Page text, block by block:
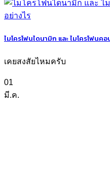
ไมโครโฟนไดนามิก และ ไมโครโฟนค
เคยสงสัยไหมครับ
01
มี.ค.